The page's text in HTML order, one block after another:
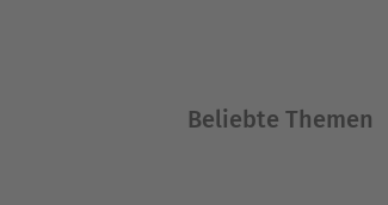
Beliebte Themen